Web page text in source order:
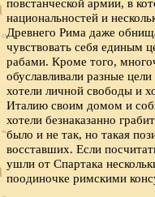
повстанческой армии, в
национальностей и
Древнего Рима даже
чувствовать себя единым
рабами. Кроме того,
обуславливали разные
хотели личной свободы и
Италию своим домом и
хотели безнаказанно
было и не так, но такая
восставших. Если
ушли от Спартака
поодиночке римскими